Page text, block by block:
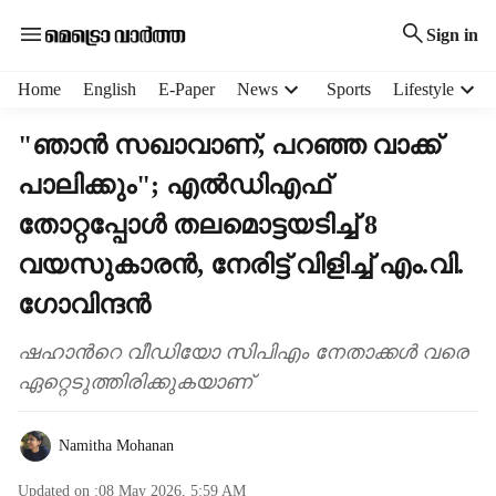
Sign in
Home English E-Paper News Sports Lifestyle
"ഞാൻ സഖാവാണ്, പറഞ്ഞ വാക്ക്
പാലിക്കും"; എൽഡിഎഫ്
തോറ്റപ്പോൾ തലമൊട്ടയടിച്ച് 8
വയസുകാരൻ, നേരിട്ട് വിളിച്ച് എം.വി. ​​
ഗോവിന്ദൻ
ഷഹാന്‍റെ വീഡിയോ സിപിഎം നേതാക്കൾ വരെ
ഏറ്റെടുത്തിരിക്കുകയാണ്
Namitha Mohanan
Updated on :08 May 2026, 5:59 AM